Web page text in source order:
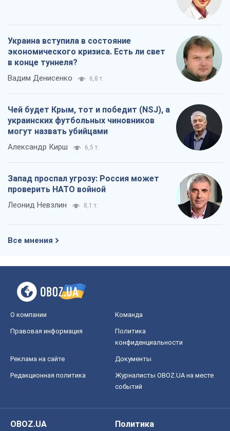
Украина вступила в состояние
экономического кризиса. Есть ли свет
в конце туннеля?
Вадим Денисенко 6,8 т.
Чей будет Крым, тот и победит (NSJ), а
украинских футбольных чиновников
могут назвать убийцами
Александр Кирш 6,5 т.
Запад проспал угрозу: Россия может
проверить НАТО войной
Леонид Невзлин 8,1 т.
Все мнения
О компании Команда
Правовая информация
Политика
конфиденциальности
Реклама на сайте Документы
Редакционная политика
Журналисты OBOZ.UA на месте
событий
OBOZ.UA
Политика